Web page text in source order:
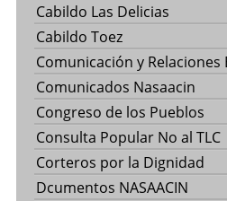
Cabildo Las Delicias
Cabildo Toez
Comunicación y Relaciones
Comunicados Nasaacin
Congreso de los Pueblos
Consulta Popular No al TLC
Corteros por la Dignidad
Dcumentos NASAACIN